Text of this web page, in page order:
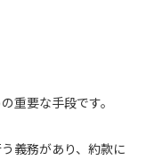
重要な手段です。
義務があり、約款に